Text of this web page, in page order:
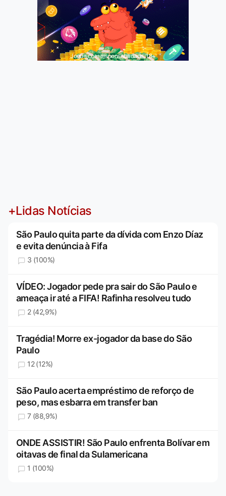
Jogue com responsabilidade. 18+
+Lidas Notícias
São Paulo quita parte da dívida com Enzo Díaz
e evita denúncia à Fifa
3 (100%)
VÍDEO: Jogador pede pra sair do São Paulo e
ameaça ir até a FIFA! Rafinha resolveu tudo
2 (42,9%)
Tragédia! Morre ex-jogador da base do São
Paulo
12 (12%)
São Paulo acerta empréstimo de reforço de
peso, mas esbarra em transfer ban
7 (88,9%)
ONDE ASSISTIR! São Paulo enfrenta Bolívar em
oitavas de final da Sulamericana
1 (100%)